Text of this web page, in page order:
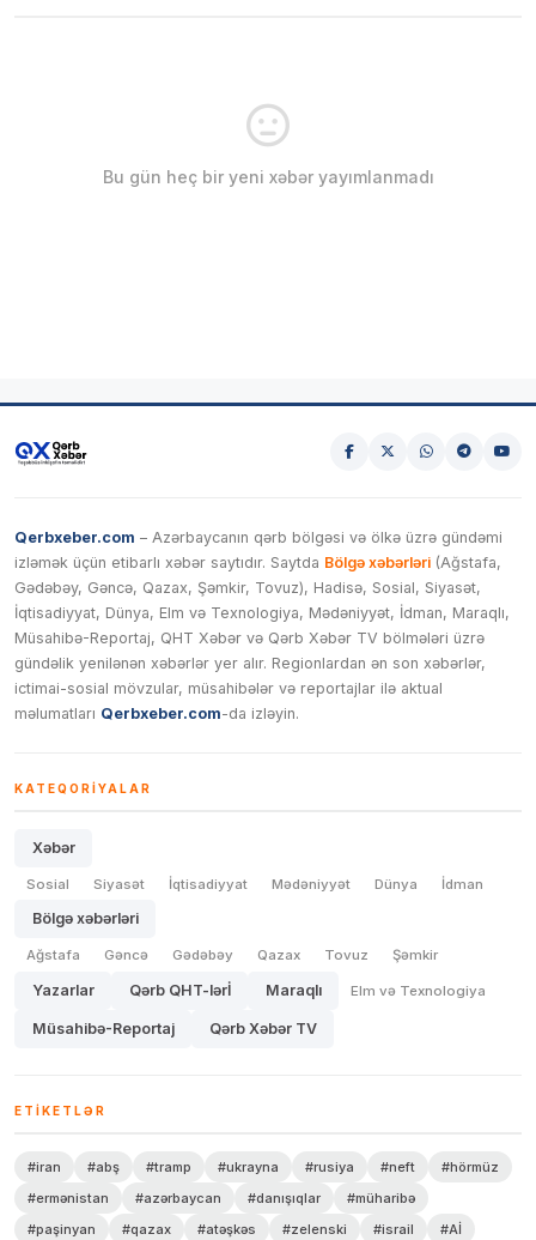
Bu gün heç bir yeni xəbər yayımlanmadı
Qerbxeber.com – Azərbaycanın qərb bölgəsi və ölkə üzrə gündəmi
izləmək üçün etibarlı xəbər saytıdır. Saytda Bölgə xəbərləri (Ağstafa,
Gədəbəy, Gəncə, Qazax, Şəmkir, Tovuz), Hadisə, Sosial, Siyasət,
İqtisadiyyat, Dünya, Elm və Texnologiya, Mədəniyyət, İdman, Maraqlı,
Müsahibə-Reportaj, QHT Xəbər və Qərb Xəbər TV bölmələri üzrə
gündəlik yenilənən xəbərlər yer alır. Regionlardan ən son xəbərlər,
ictimai-sosial mövzular, müsahibələr və reportajlar ilə aktual
məlumatları Qerbxeber.com-da izləyin.
KATEQORIYALAR
Xəbər
Sosial Siyasət İqtisadiyyat Mədəniyyət Dünya İdman
Bölgə xəbərləri
Ağstafa Gəncə Gədəbəy Qazax Tovuz Şəmkir
Yazarlar Qərb QHT-lərİ Maraqlı Elm və Texnologiya
Müsahibə-Reportaj Qərb Xəbər TV
ETIKETLƏR
#iran #abş #tramp #ukrayna #rusiya #neft
#hörmüz
#ermənistan
#azərbaycan #danışıqlar
#müharibə
#paşinyan
#qazax #atəşkəs #zelenski #israil #Aİ